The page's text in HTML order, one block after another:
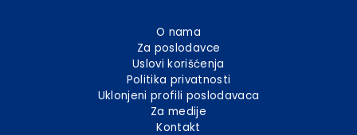
O nama
Za poslodavce
Uslovi korišćenja
Politika privatnosti
Uklonjeni profili poslodavaca
Za medije
Kontakt